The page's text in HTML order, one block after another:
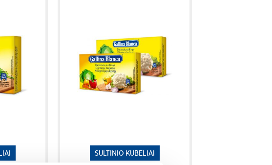
SULTINIO KUBELIAI